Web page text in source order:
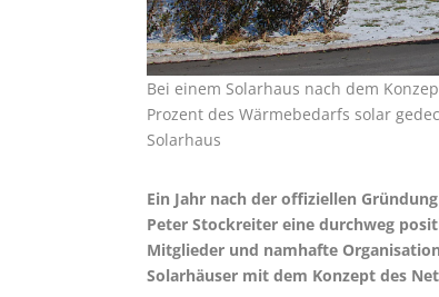
Bei einem Solarhaus nach dem
Prozent des Wärmebedarfs solar
Solarhaus
Ein Jahr nach der offiziellen
Peter Stockreiter eine durchweg
Mitglieder und namhafte
Solarhäuser mit dem Konzept des